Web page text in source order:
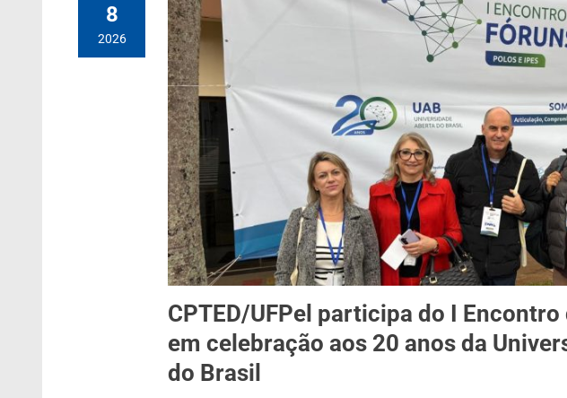
8
2026
CPTED/UFPel participa do I Encontro
em celebração aos 20 anos da
do Brasil